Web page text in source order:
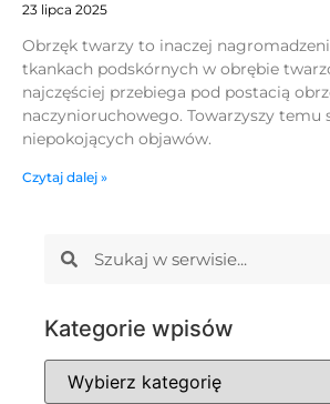
23 lipca 2025
Obrzęk twarzy to inaczej
tkankach podskórnych w obrębie
najczęściej przebiega pod postacią
naczynioruchowego. Towarzyszy temu
niepokojących objawów.
Czytaj dalej »
Kategorie wpisów